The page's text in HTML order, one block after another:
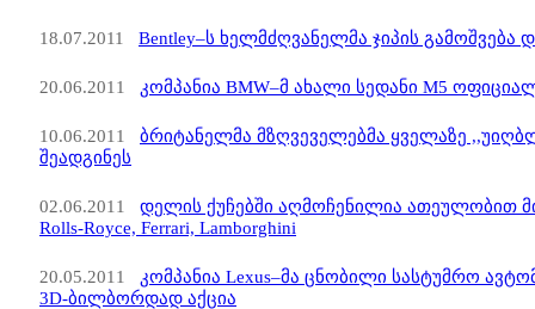
18.07.2011 Bentley–ს ხელმძღვანელმა ჯიპის გამოშვება
20.06.2011 კომპანია BMW–მ ახალი სედანი M5
10.06.2011 ბრიტანელმა მზღვეველებმა ყველაზე
შეადგინეს
02.06.2011 დელის ქუჩებში აღმოჩენილია ათეულობით
Rolls-Royce, Ferrari, Lamborghini
20.05.2011 კომპანია Lexus–მა ცნობილი სასტუმრო
3D-ბილბორდად აქცია